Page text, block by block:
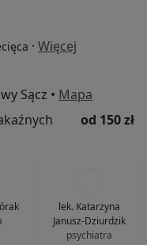
· Więcej
Sącz • Mapa
od 150 zł
lek. Katarzyna
Janusz-Dziurdzik
psychiatra